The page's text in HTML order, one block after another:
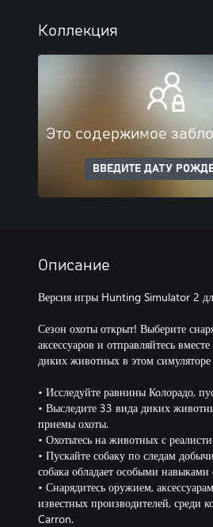
Коллекция
Это содержимое
ВВЕДИТЕ ДАТУ
Описание
Версия игры Hunting Simulator 2
Сезон охоты открыт! Выберите
аксессуаров и отправляйтесь
диких животных в этом симуляторе
• Исследуйте равнины Колорадо,
• Выследите 33 вида диких
приемы охоты.
• Охотьтесь на животных с
• Пускайте собаку по следам
собака обладает особыми навыками
• Снарядитесь оружием,
известных производителей,
Carron.